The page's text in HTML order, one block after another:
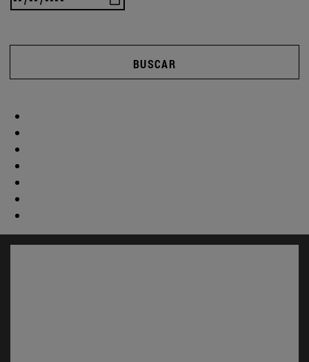
BUSCAR